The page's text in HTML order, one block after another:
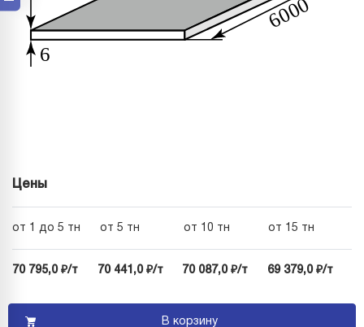
Цены
от 1 до 5 тн от 5 тн от 10 тн от 15 тн
70 795,0 ₽/т 70 441,0 ₽/т 70 087,0 ₽/т 69 379,0 ₽/т
В корзину